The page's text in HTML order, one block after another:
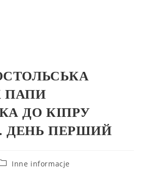
ПАПИ
ДО КІПРУ
ДЕНЬ ПЕРШИЙ
Inne informacje